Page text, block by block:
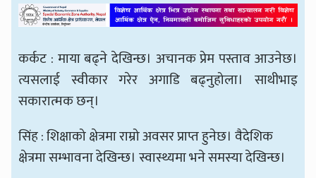
कर्कट : माया बढ्ने देखिन्छ। अचानक प्रेम पस्ताव आउनेछ।
त्यसलाई स्वीकार गरेर अगाडि बढ्नुहोला। साथीभाइ
सकारात्मक छन्।
सिंह : शिक्षाको क्षेत्रमा राम्रो अवसर प्राप्त हुनेछ। वैदेशिक
क्षेत्रमा सम्भावना देखिन्छ। स्वास्थ्यमा भने समस्या देखिन्छ।